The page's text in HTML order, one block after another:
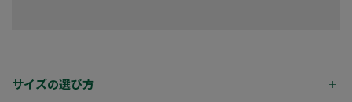
サイズの選び方